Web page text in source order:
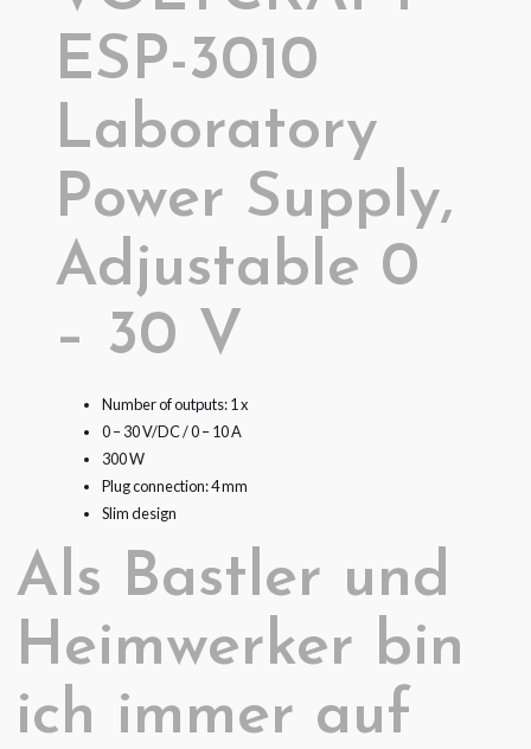
ESP-3010
Laboratory
Power Supply,
Adjustable 0
– 30 V
Number of outputs: 1 x
0 – 30 V/DC / 0 – 10 A
300 W
Plug connection: 4 mm
Slim design
Als Bastler und
Heimwerker bin
ich immer auf